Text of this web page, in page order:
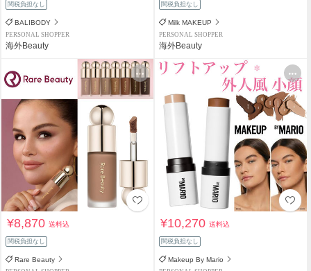
関税負担なし
BALIBODY
PERSONAL SHOPPER
海外Beauty
関税負担なし
Milk MAKEUP
PERSONAL SHOPPER
海外Beauty
¥8,870送料込
関税負担なし
Rare Beauty
¥10,270送料込
関税負担なし
Makeup By Mario